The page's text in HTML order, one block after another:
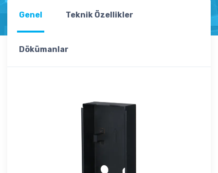
Genel Teknik Özellikler
Dökümanlar